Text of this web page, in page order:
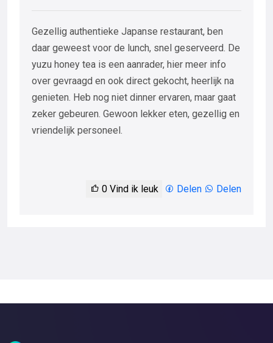
Gezellig authentieke Japanse restaurant, ben
daar geweest voor de lunch, snel geserveerd. De
yuzu honey tea is een aanrader, hier meer info
over gevraagd en ook direct gekocht, heerlijk na
genieten. Heb nog niet dinner ervaren, maar gaat
zeker gebeuren. Gewoon lekker eten, gezellig en
vriendelijk personeel.
0 Vind ik leuk Delen Delen